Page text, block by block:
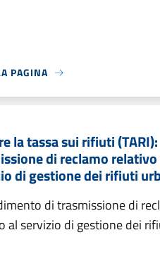
PAGINA
la tassa sui rifiuti (TARI):
di reclamo relativo
di gestione dei rifiuti
di trasmissione di
al servizio di gestione dei